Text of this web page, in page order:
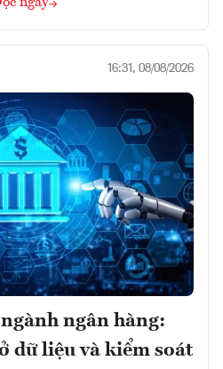
16:31, 08/08/2026
ngân hàng:
dữ liệu và kiểm soát